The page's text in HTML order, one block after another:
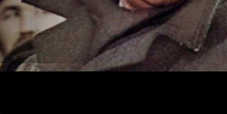
Over Stichting LUX
Nieuws